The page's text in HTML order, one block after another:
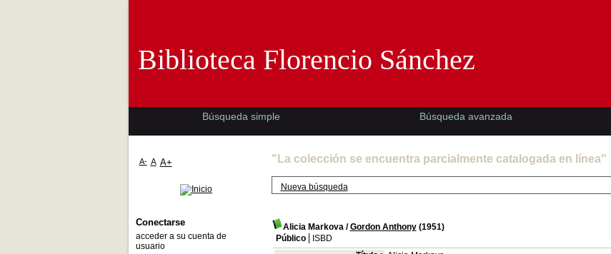
"La colección se encuentra parcialmente catalogada en línea"
Nueva búsqueda
Alicia Markova/Gordon Anthony(1951)
Público
ISBD
Biblioteca Florencio Sánchez
Búsqueda simple Búsqueda avanzada
A- A A+
Conectarse
acceder a su cuenta de
usuario